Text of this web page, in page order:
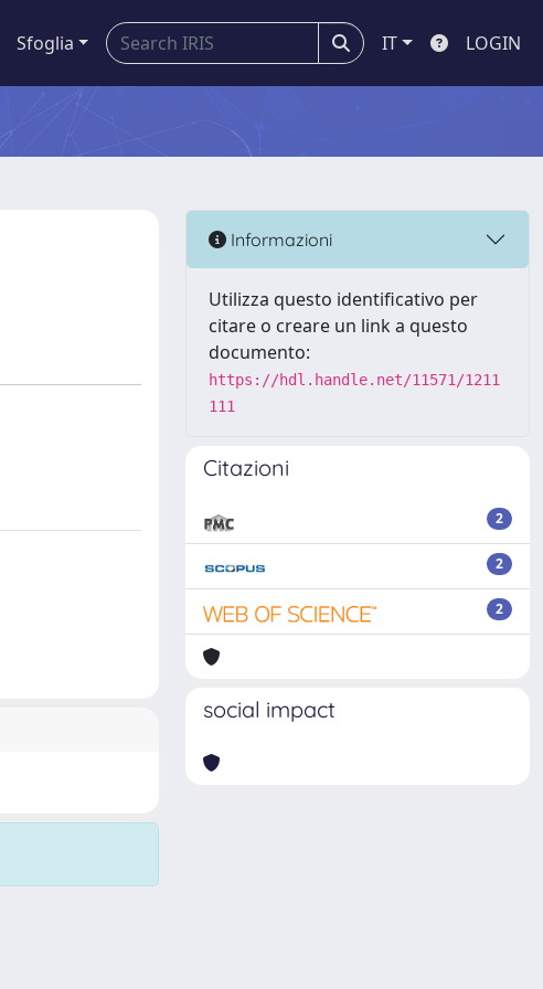
Sfoglia IT LOGIN
Informazioni
Utilizza questo identificativo per
citare o creare un link a questo
documento:
https://hdl.handle.net/11571/1211
111
Citazioni
2
2
2
social impact